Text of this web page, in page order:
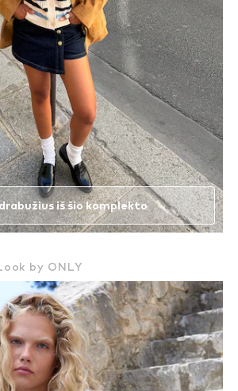
iš šio komplekto
by ONLY